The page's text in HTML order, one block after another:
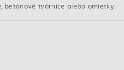
betónové tvárnice alebo omietky.